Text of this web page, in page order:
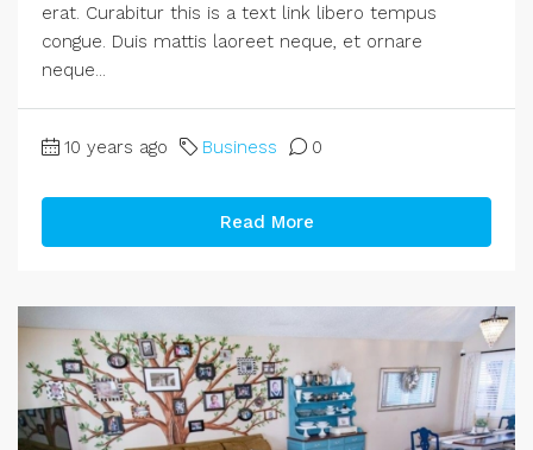
erat. Curabitur this is a text link libero tempus
congue. Duis mattis laoreet neque, et ornare
neque...
10 years ago Business 0
Read More